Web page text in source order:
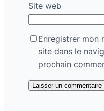
Site web
Enregistrer mon
site dans le
prochain